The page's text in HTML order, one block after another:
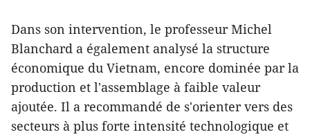
Dans son intervention, le professeur Michel
Blanchard a également analysé la structure
économique du Vietnam, encore dominée par la
production et l'assemblage à faible valeur
ajoutée. Il a recommandé de s'orienter vers des
secteurs à plus forte intensité technologique et